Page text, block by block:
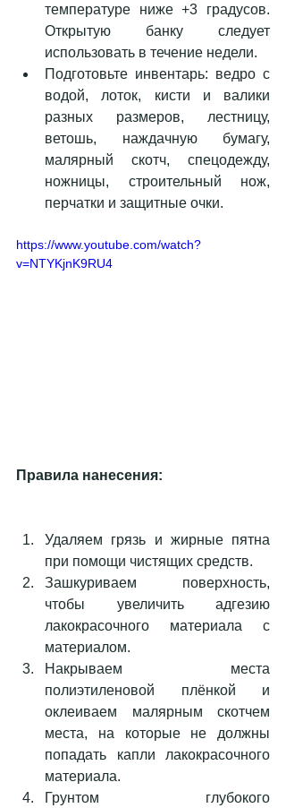
температуре ниже +3 градусов.
Открытую банку следует
использовать в течение недели.
Подготовьте инвентарь: ведро с
водой, лоток, кисти и валики
разных размеров, лестницу,
ветошь, наждачную бумагу,
малярный скотч, спецодежду,
ножницы, строительный нож,
перчатки и защитные очки.
https://www.youtube.com/watch?
v=NTYKjnK9RU4
Правила нанесения:
Удаляем грязь и жирные пятна
при помощи чистящих средств.
Зашкуриваем поверхность,
чтобы увеличить адгезию
лакокрасочного материала с
материалом.
Накрываем места
полиэтиленовой плёнкой и
оклеиваем малярным скотчем
места, на которые не должны
попадать капли лакокрасочного
материала.
Грунтом глубокого